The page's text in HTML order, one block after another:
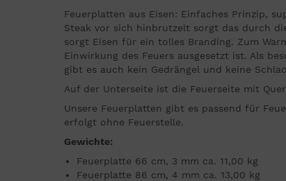
Feuerplatten aus Eisen: Einfaches Prinzip,
Steak vor sich hinbrutzelt sorgt das durch
sorgt Eisen für ein tolles Branding. Zum
Einwirkung des Feuers ausgesetzt ist. Als
gibt es auch kein Gedrängel und keine
Auf der Unterseite ist die Feuerseite mit
Unsere Feuerplatten gibt es passend für
erfolgt ohne Feuerstelle.
Gewichte:
Feuerplatte 66 cm, 3 mm ca. 11,00 kg
Feuerplatte 86 cm, 4 mm ca. 13,00 kg